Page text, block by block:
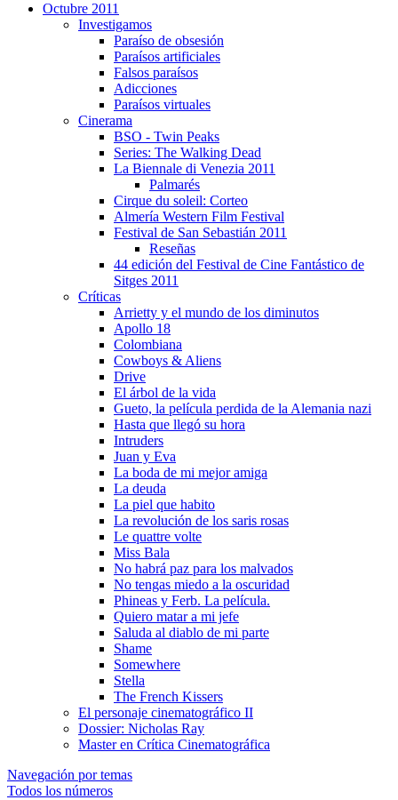
Octubre 2011
Investigamos
Paraí­so de obsesión
Paraí­sos artificiales
Falsos paraí­sos
Adicciones
Paraí­sos virtuales
Cinerama
BSO - Twin Peaks
Series: The Walking Dead
La Biennale di Venezia 2011
Palmarés
Cirque du soleil: Corteo
Almerí­a Western Film Festival
Festival de San Sebastián 2011
Reseñas
44 edición del Festival de Cine Fantástico de
Sitges 2011
Crí­ticas
Arrietty y el mundo de los diminutos
Apollo 18
Colombiana
Cowboys & Aliens
Drive
El árbol de la vida
Gueto, la pelí­cula perdida de la Alemania nazi
Hasta que llegó su hora
Intruders
Juan y Eva
La boda de mi mejor amiga
La deuda
La piel que habito
La revolución de los saris rosas
Le quattre volte
Miss Bala
No habrá paz para los malvados
No tengas miedo a la oscuridad
Phineas y Ferb. La pelí­cula.
Quiero matar a mi jefe
Saluda al diablo de mi parte
Shame
Somewhere
Stella
The French Kissers
El personaje cinematográfico II
Dossier: Nicholas Ray
Master en Crí­tica Cinematográfica
Navegación por temas
Todos los números